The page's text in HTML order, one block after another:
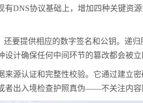
有DNS协议基础上，增加四种关键资源
还要提供相应的数字签名和公钥。递
计确保任何中间环节的篡改都会被立
来源认证和完整性校验。它通过建立
出入境检查护照真伪——不关注内容